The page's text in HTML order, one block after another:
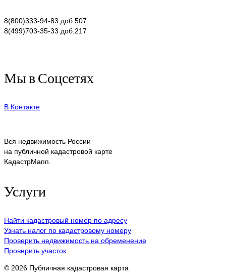
8(800)333-94-83 доб.507
8(499)703-35-33 доб.217
Мы в Соцсетях
В Контакте
Вся недвижимость России
на публичной кадастровой карте
КадастрМапп.
Услуги
Найти кадастровый номер по адресу
Узнать налог по кадастровому номеру
Проверить недвижимость на обременение
Проверить участок
© 2026 Публичная кадастровая карта